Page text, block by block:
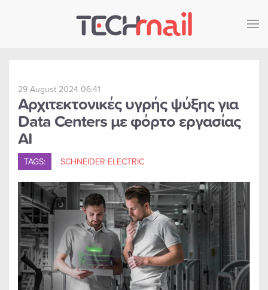
Skip to main content
29 August 2024 06:41
Αρχιτεκτονικές υγρής ψύξης για
Data Centers με φόρτο εργασίας
AI
TAGS: SCHNEIDER ELECTRIC